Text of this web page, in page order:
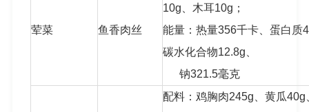
荤菜 鱼香肉丝
10g、木耳10g；
能量：热量356千卡、蛋白质
碳水化合物12.8g、
钠321.5毫克
配料：鸡胸肉245g、黄瓜